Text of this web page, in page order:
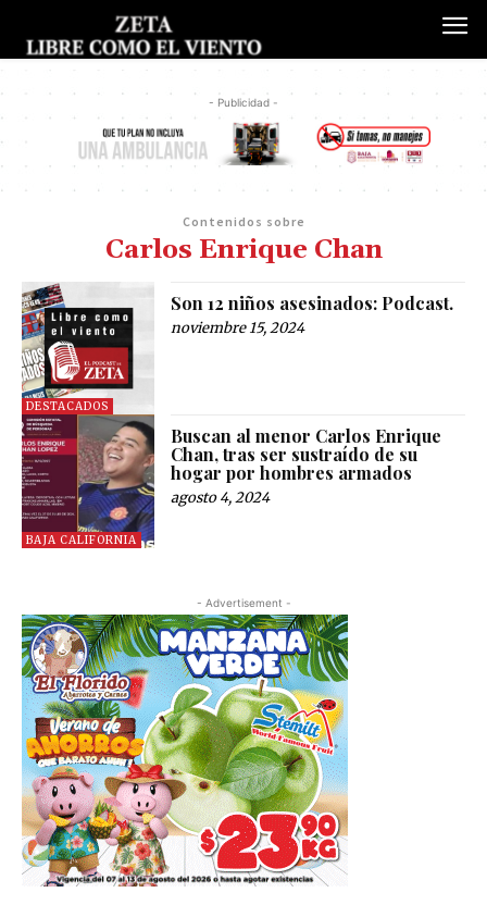
- Publicidad -
Contenidos sobre
Carlos Enrique Chan
DESTACADOS
Son 12 niños asesinados: Podcast.
noviembre 15, 2024
BAJA CALIFORNIA
Buscan al menor Carlos Enrique
Chan, tras ser sustraído de su
hogar por hombres armados
agosto 4, 2024
- Advertisement -